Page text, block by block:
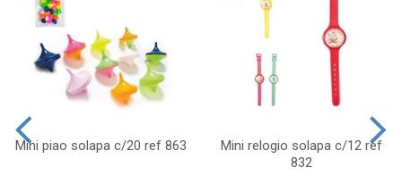
Mini piao solapa c/20 ref 863
Mini relogio solapa c/12 ref
832